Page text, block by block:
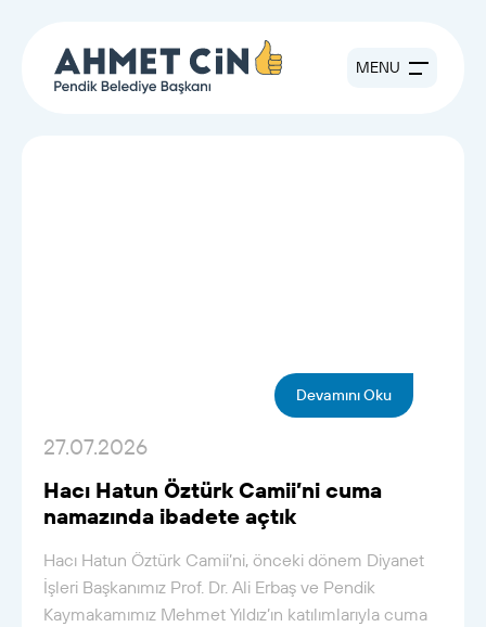
MENU
Devamını Oku
27.07.2026
Hacı Hatun Öztürk Camii’ni cuma
namazında ibadete açtık
Hacı Hatun Öztürk Camii’ni, önceki dönem Diyanet
İşleri Başkanımız Prof. Dr. Ali Erbaş ve Pendik
Kaymakamımız Mehmet Yıldız’ın katılımlarıyla cuma